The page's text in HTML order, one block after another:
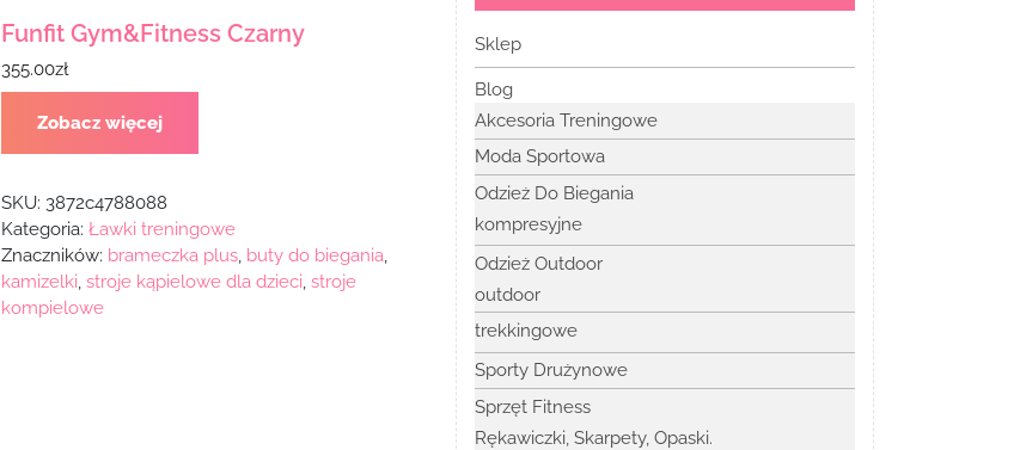
Funfit Gym&Fitness Czarny
355.00zł
Zobacz więcej
SKU: 3872c4788088
Kategoria: Ławki treningowe
Znaczników: brameczka plus, buty do biegania
kamizelki stroje kąpielowe dla dzieci stroje
kompielowe
Sklep
Blog
Akcesoria Treningowe
Moda Sportowa
Odzież Do Biegania
kompresyjne
Odzież Outdoor
outdoor
trekkingowe
Sporty Drużynowe
Sprzęt Fitness
Rękawiczki, Skarpety, Opaski.